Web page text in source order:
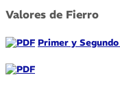
Valores de Fierro
Primer y